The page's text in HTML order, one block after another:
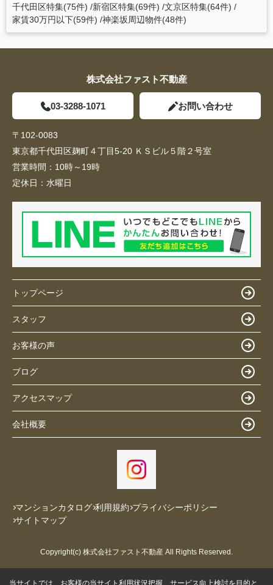
千代田区特集(75件) 新宿区特集(69件) 文京区特集(64件)
家賃30万円以下(59件) 神楽坂周辺物件(48件)
株式会社ファスト不動産
03-3288-1071 お問い合わせ
〒102-0083
東京都千代田区麹町４丁目5-20 ＫＳビル５階２号室
営業時間： 10時～19時
定休日： 水曜日
トップページ
スタッフ
お客様の声
ブログ
アクセスマップ
会社概要
マンションカタログ 利用規約 プライバシーポリシー
サイトマップ
Copyright(c) 株式会社ファスト不動産 All Rights Reserved.
当サイトでは、お客様の当サイト利用状況把握、サービス向上検討を目的と